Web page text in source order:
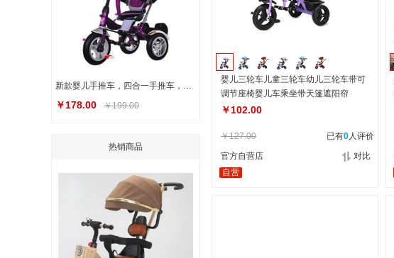
新款婴儿手推车，四合一手推车，婴儿三轮手推车
￥178.00 ￥199.00
热销商品
婴儿三轮车儿童三轮车幼儿三轮车带可
调节座椅婴儿车乘坐带天篷遮阳帘
￥102.00
￥127.00 已有0人评价
官方自营店
对比
自营